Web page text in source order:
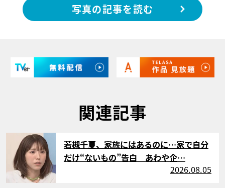
写真の記事を読む
関連記事
サムネイル
若槻千夏、家族にはあるのに…家で自分
だけ“ないもの”告白 あわや企…
2026.08.05